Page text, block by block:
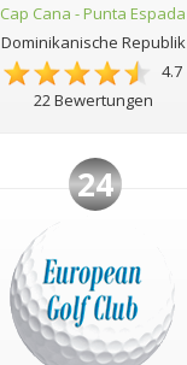
Cap Cana - Punta Espada
Dominikanische Republik
4.7
22 Bewertungen
24